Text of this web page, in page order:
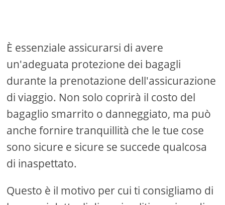
È essenziale assicurarsi di avere
un'adeguata protezione dei bagagli
durante la prenotazione dell'assicurazione
di viaggio. Non solo coprirà il costo del
bagaglio smarrito o danneggiato, ma può
anche fornire tranquillità che le tue cose
sono sicure e sicure se succede qualcosa
di inaspettato.
Questo è il motivo per cui ti consigliamo di